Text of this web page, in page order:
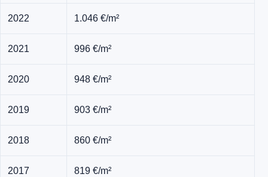
2022 1.046 €/m²
2021 996 €/m²
2020 948 €/m²
2019 903 €/m²
2018 860 €/m²
2017 819 €/m²